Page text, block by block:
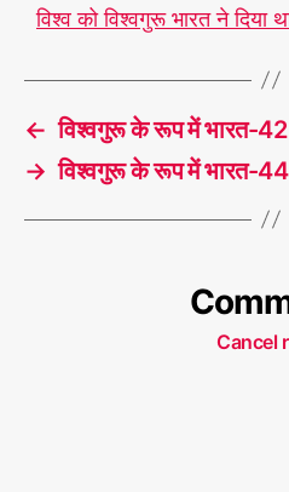
विश्व को विश्वगुरू भारत ने दिया
T
g
श्व
#
वि
श्व
रू
← विश्वगुरू के रूप में भारत-42
→ विश्वगुरू के रूप में भारत-44
Cancel